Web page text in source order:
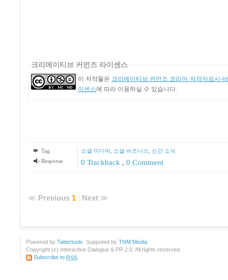
크리에이티브 커먼즈 라이센스
이 저작물은 크리에이티브 커먼즈 코리아 저작자표시-
이센스에 따라 이용하실 수 있습니다.
Tag 소셜 미디어, 소셜 비즈니스, 신간 소식
Response
0 Trackback , 0 Comment
≪ Previous 1 : Next ≫
Powered by Tattertools . Suppoted by TNM Media
Copyright (c) Interactive Dialogue & PR 2.0. All rights reserved.
Subscribe to RSS